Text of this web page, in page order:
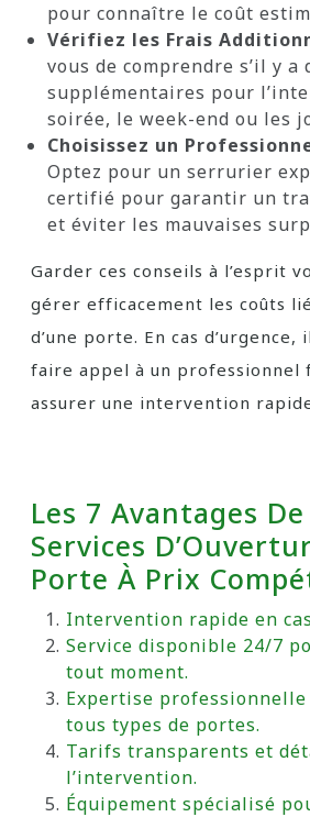
pour connaître le coût
Vérifiez les Frais
vous de comprendre s’il y a
supplémentaires pour
soirée, le week-end ou les
Choisissez un
Optez pour un serrurier
certifié pour garantir un
et éviter les mauvaises
Garder ces conseils à l’esprit
gérer efficacement les coûts
d’une porte. En cas
faire appel à un professionnel
assurer une intervention
Les 7 Avantages
Services
Porte À Prix
Intervention rapide en cas
Service disponible 24/7
tout moment.
Expertise
tous types de portes.
Tarifs transparents et
l’intervention.
Équipement spécialisé